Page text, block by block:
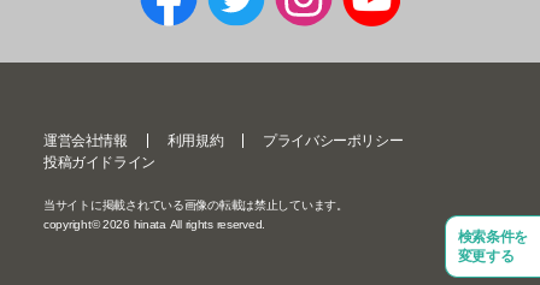
運営会社情報 利用規約
プライバシーポリシー
投稿ガイドライン
当サイトに掲載されている画像の転載は禁止しています。
copyright©2026 hinata All rights reserved.
検索条件を
変更する